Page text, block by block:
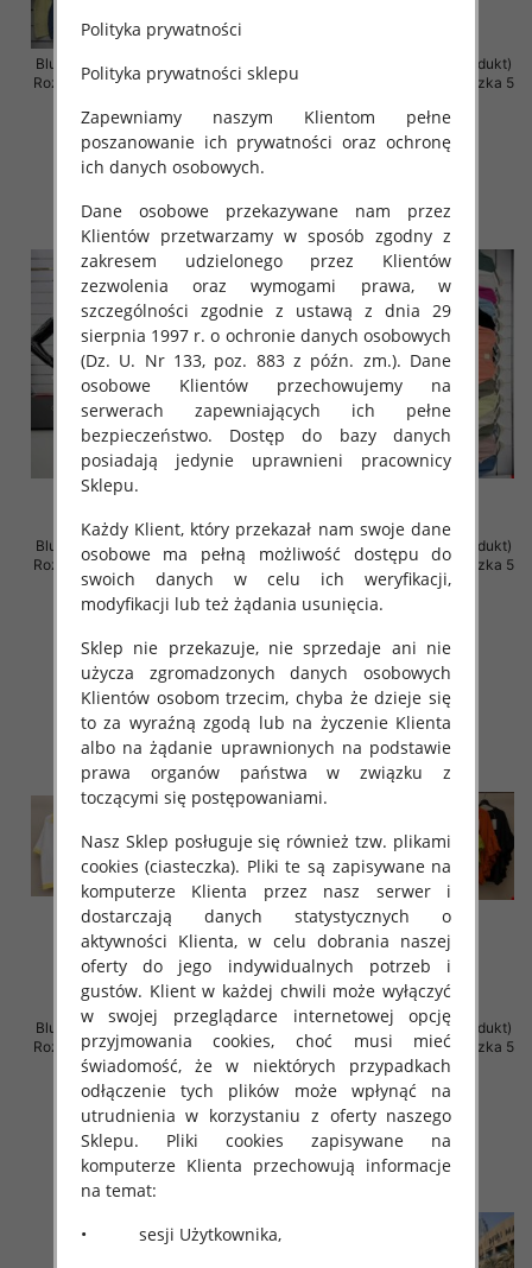
Bluzki damskie (Włoskie produkt)
Roz Standard, Mix Kolor Paczka 5
29.00 zł
szczegóły
Bluzki damskie (Włoskie produkt)
Roz Standard, Mix Kolor Paczka 5
29.00 zł
Bluzki damskie (Włoskie produkt)
Roz Standard, Mix Kolor Paczka 5
szt
29.00 zł
szczegóły
Bluzki damskie (Włoskie produkt)
Roz Standard, Mix Kolor Paczka 5
szt
26.00 zł
szczegóły
Bluzki damskie (Włoskie produkt)
Roz Standard, Mix Kolor Paczka 5
szt
44.00 zł
szczegóły
Bluzki damskie (Włoskie produkt)
Roz Standard, Mix Kolor Paczka 5
szt
34.00 zł
szczegóły
Polityka prywatności
Polityka prywatności sklepu
Zapewniamy naszym Klientom pełne
poszanowanie ich prywatności oraz ochronę
ich danych osobowych.
Dane osobowe przekazywane nam przez
Klientów przetwarzamy w sposób zgodny z
zakresem udzielonego przez Klientów
zezwolenia oraz wymogami prawa, w
szczególności zgodnie z ustawą z dnia 29
sierpnia 1997 r. o ochronie danych osobowych
(Dz. U. Nr 133, poz. 883 z późn. zm.). Dane
osobowe Klientów przechowujemy na
serwerach zapewniających ich pełne
bezpieczeństwo. Dostęp do bazy danych
posiadają jedynie uprawnieni pracownicy
Sklepu.
Każdy Klient, który przekazał nam swoje dane
osobowe ma pełną możliwość dostępu do
swoich danych w celu ich weryfikacji,
modyfikacji lub też żądania usunięcia.
Sklep nie przekazuje, nie sprzedaje ani nie
użycza zgromadzonych danych osobowych
Klientów osobom trzecim, chyba że dzieje się
to za wyraźną zgodą lub na życzenie Klienta
albo na żądanie uprawnionych na podstawie
prawa organów państwa w związku z
toczącymi się postępowaniami.
Nasz Sklep posługuje się również tzw. plikami
cookies (ciasteczka). Pliki te są zapisywane na
komputerze Klienta przez nasz serwer i
dostarczają danych statystycznych o
aktywności Klienta, w celu dobrania naszej
oferty do jego indywidualnych potrzeb i
gustów. Klient w każdej chwili może wyłączyć
w swojej przeglądarce internetowej opcję
przyjmowania cookies, choć musi mieć
świadomość, że w niektórych przypadkach
odłączenie tych plików może wpłynąć na
utrudnienia w korzystaniu z oferty naszego
Sklepu. Pliki cookies zapisywane na
komputerze Klienta przechowują informacje
na temat:
• sesji Użytkownika,